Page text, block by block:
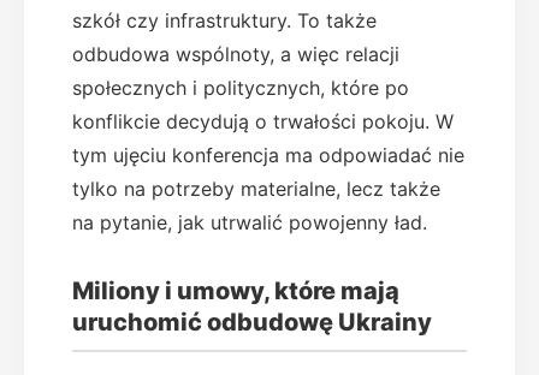
szkół czy infrastruktury. To także
odbudowa wspólnoty, a więc relacji
społecznych i politycznych, które po
konflikcie decydują o trwałości pokoju. W
tym ujęciu konferencja ma odpowiadać nie
tylko na potrzeby materialne, lecz także
na pytanie, jak utrwalić powojenny ład.
Miliony i umowy, które mają
uruchomić odbudowę Ukrainy